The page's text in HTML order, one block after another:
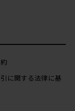
に関する法律に基